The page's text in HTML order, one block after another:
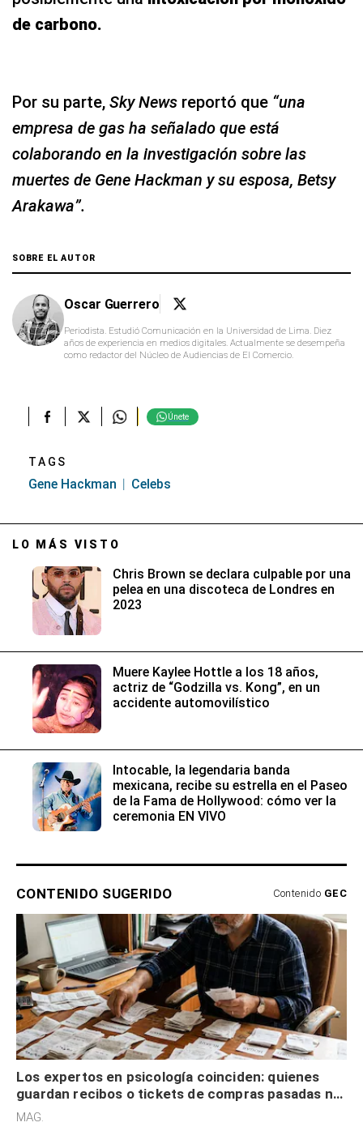
de carbono.
Por su parte, Sky News reportó que “una
empresa de gas ha señalado que está
colaborando en la investigación sobre las
muertes de Gene Hackman y su esposa, Betsy
Arakawa”.
SOBRE EL AUTOR
Oscar Guerrero
Periodista. Estudió Comunicación en la Universidad de Lima. Diez
años de experiencia en medios digitales. Actualmente se desempeña
como redactor del Núcleo de Audiencias de El Comercio.
Únete
TAGS
Gene Hackman Celebs
LO MÁS VISTO
Chris Brown se declara culpable por una
pelea en una discoteca de Londres en
2023
Muere Kaylee Hottle a los 18 años,
actriz de “Godzilla vs. Kong”, en un
accidente automovilístico
Intocable, la legendaria banda
mexicana, recibe su estrella en el Paseo
de la Fama de Hollywood: cómo ver la
ceremonia EN VIVO
CONTENIDO SUGERIDO Contenido GEC
Los expertos en psicología coinciden: quienes
guardan recibos o tickets de compras pasadas no
son acumuladores, sino que tienen necesidad de
MAG.